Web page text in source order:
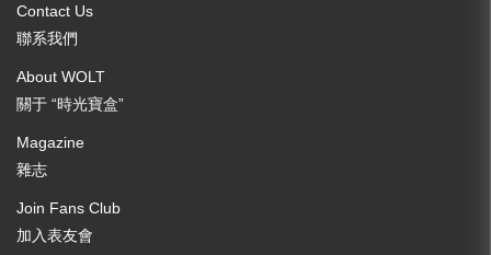
Contact Us
聯系我們
About WOLT
關于 “時光寶盒”
Magazine
雜志
Join Fans Club
加入表友會